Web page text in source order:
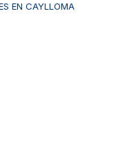
EN CAYLLOMA